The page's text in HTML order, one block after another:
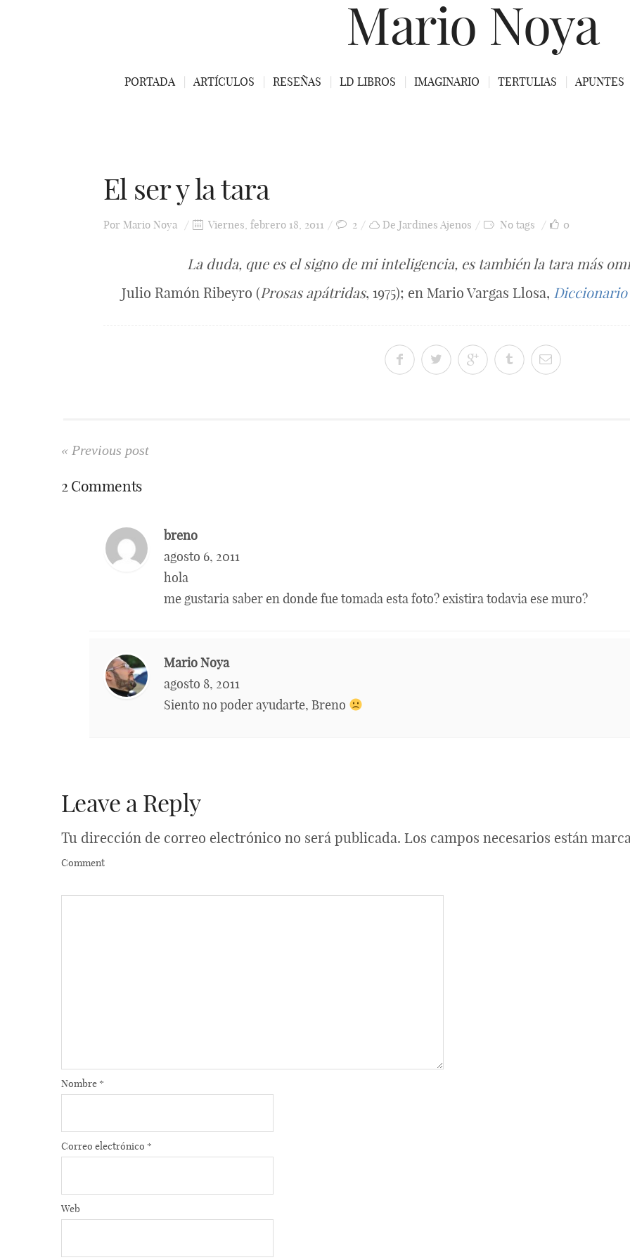
Mario Noya
PORTADA ARTÍCULOS RESEÑAS LD LIBROS IMAGINARIO TERTULIAS APUNTES
El ser y la tara
Por Mario Noya Viernes, febrero 18, 2011 2 De Jardines Ajenos No tags 0
La duda, que es el signo de mi inteligencia, es también la tara más
Julio Ramón Ribeyro (Prosas apátridas, 1975); en Mario Vargas Llosa, Diccionario
« Previous post
2 Comments
breno
agosto 6, 2011
hola
me gustaria saber en donde fue tomada esta foto? existira todavia ese muro?
Mario Noya
agosto 8, 2011
Siento no poder ayudarte, Breno
Leave a Reply
Tu dirección de correo electrónico no será publicada. Los campos necesarios están
Comment
Nombre *
Correo electrónico *
Web